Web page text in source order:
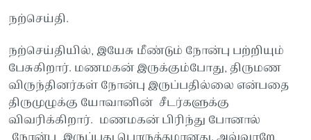
நற்செய்தி.
நற்செய்தியில், இயேசு மீண்டும் நோன்பு பற்றியும்
பேசுகிறார். மணமகன் இருக்கும்போது, திருமண
விருந்தினர்கள் நோன்பு இருப்பதில்லை என்பதை
திருமுழுக்கு யோவானின் சீடர்களுக்கு
விவரிக்கிறார். மணமகன் பிரிந்து போனால்